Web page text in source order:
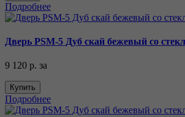
Подробнее
Дверь PSM-5 Дуб скай бежевый со
9 120 р. за
Купить
Подробнее